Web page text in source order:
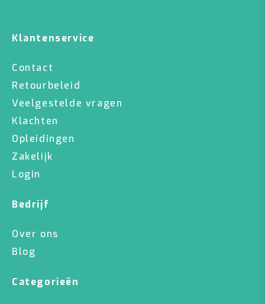
Klantenservice
Contact
Retourbeleid
Veelgestelde vragen
Klachten
Opleidingen
Zakelijk
Login
Bedrijf
Over ons
Blog
Categorieën